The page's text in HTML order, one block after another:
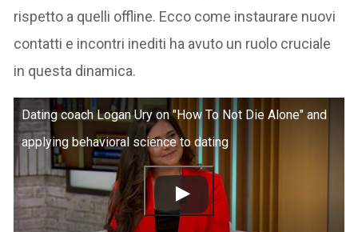
rispetto a quelli offline. Ecco come instaurare nuovi
contatti e incontri inediti ha avuto un ruolo cruciale
in questa dinamica.
Dating coach Logan Ury on "How To Not Die Alone" and
applying behavioral science to dating